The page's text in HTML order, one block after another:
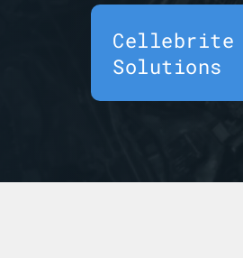
Cellebrite
Solutions